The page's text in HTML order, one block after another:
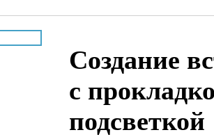
Создание
с
подсветкой